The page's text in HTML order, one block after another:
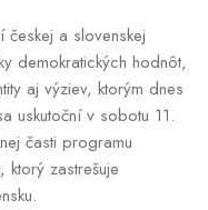
českej a slovenskej
demokratických hodnôt,
aj výziev, ktorým dnes
uskutoční v sobotu 11.
časti programu
ktorý zastrešuje